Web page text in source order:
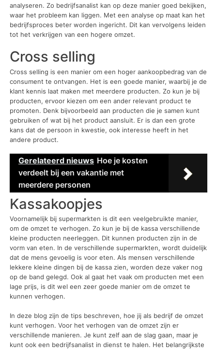
analyseren. Zo bedrijfsanalist kan op deze manier goed bekijken,
waar het probleem kan liggen. Met een analyse op maat kan het
bedrijfsproces beter worden ingericht. Dit kan vervolgens leiden
tot het verkrijgen van een hogere omzet.
Cross selling
Cross selling is een manier om een hoger aankoopbedrag van de
consument te ontvangen. Het is een goede manier, waarbij je de
klant kennis laat maken met meerdere producten. Zo kun je bij
producten, ervoor kiezen om een ander relevant product te
promoten. Denk bijvoorbeeld aan producten die je samen kunt
gebruiken of wat bij het product aansluit. Er is dan een grote
kans dat de persoon in kwestie, ook interesse heeft in het
andere product.
Gerelateerd nieuws Hoe je kosten
verdeelt bij een vakantie met
meerdere personen
Kassakoopjes
Voornamelijk bij supermarkten is dit een veelgebruikte manier,
om de omzet te verhogen. Zo kun je bij de kassa verschillende
kleine producten neerleggen. Dit kunnen producten zijn in de
vorm van eten. In de verschillende supermarkten, wordt duidelijk
dat de mens gevoelig is voor eten. Als mensen verschillende
lekkere kleine dingen bij de kassa zien, worden deze vaker nog
op de band gelegd. Ook al gaat het vaak om producten met een
lage prijs, is dit wel een zeer goede manier om de omzet te
kunnen verhogen.
In deze blog zijn de tips beschreven, hoe jij als bedrijf de omzet
kunt verhogen. Voor het verhogen van de omzet zijn er
verschillende manieren. Je kunt zelf aan de slag gaan, maar je
kunt ook een bedrijfsanalist in dienst te halen. Het belangrijkste